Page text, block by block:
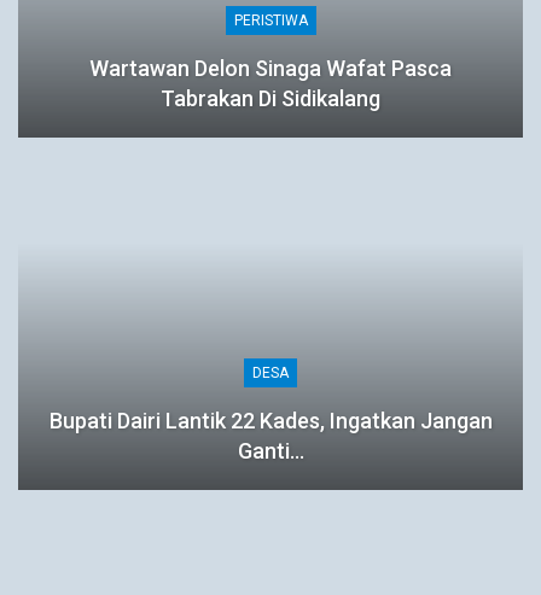
PERISTIWA
Wartawan Delon Sinaga Wafat Pasca
Tabrakan Di Sidikalang
DESA
Bupati Dairi Lantik 22 Kades, Ingatkan Jangan
Ganti…